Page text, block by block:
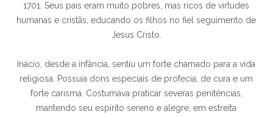
1701. Seus pais eram muito pobres, mas ricos de virtudes
humanas e cristãs, educando os filhos no fiel seguimento de
Jesus Cristo.
Inácio, desde a infância, sentiu um forte chamado para a vida
religiosa. Possuía dons especiais de profecia, de cura e um
forte carisma. Costumava praticar severas penitências,
mantendo seu espírito sereno e alegre, em estreita